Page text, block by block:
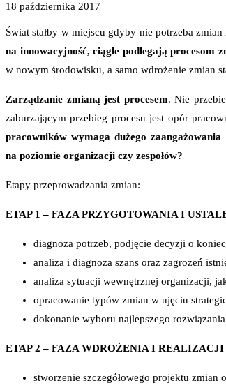
18 października 2017
Świat stałby w miejscu gdyby nie potrzeba
na innowacyjność, ciągle podlegają procesom
w nowym środowisku, a samo wdrożenie zmian
Zarządzanie zmianą jest procesem. Nie
zaburzającym przebieg procesu jest opór
pracowników wymaga dużego
na poziomie organizacji czy zespołów?
Etapy przeprowadzania zmian:
ETAP 1 – FAZA PRZYGOTOWANIA I
diagnoza potrzeb, podjęcie decyzji o
analiza i diagnoza szans oraz zagrożeń
analiza sytuacji wewnętrznej organizacji,
opracowanie typów zmian w ujęciu
dokonanie wyboru najlepszego
ETAP 2 – FAZA WDROŻENIA I
stworzenie szczegółowego projektu zmian